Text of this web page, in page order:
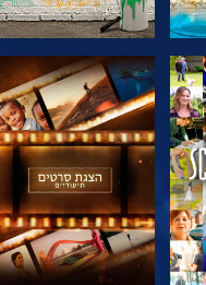
בדוק את הסדרה